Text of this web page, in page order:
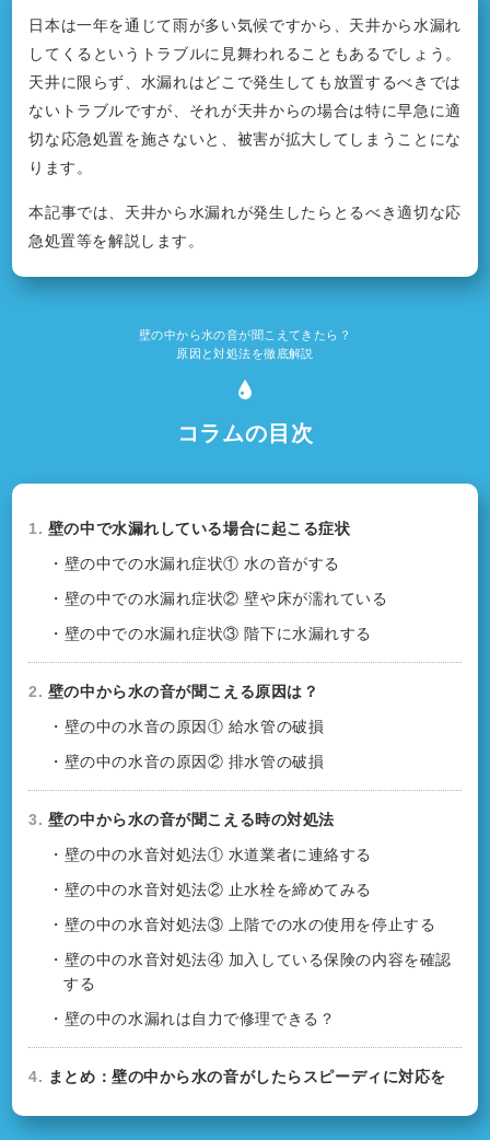
日本は一年を通じて雨が多い気候ですから、天井から水漏れ
してくるというトラブルに見舞われることもあるでしょう。
天井に限らず、水漏れはどこで発生しても放置するべきでは
ないトラブルですが、それが天井からの場合は特に早急に適
切な応急処置を施さないと、被害が拡大してしまうことにな
ります。
本記事では、天井から水漏れが発生したらとるべき適切な応
急処置等を解説します。
壁の中から水の音が聞こえてきたら？
原因と対処法を徹底解説
コラムの目次
1. 壁の中で水漏れしている場合に起こる症状
・壁の中での水漏れ症状① 水の音がする
・壁の中での水漏れ症状② 壁や床が濡れている
・壁の中での水漏れ症状③ 階下に水漏れする
2. 壁の中から水の音が聞こえる原因は？
・壁の中の水音の原因① 給水管の破損
・壁の中の水音の原因② 排水管の破損
3. 壁の中から水の音が聞こえる時の対処法
・壁の中の水音対処法① 水道業者に連絡する
・壁の中の水音対処法② 止水栓を締めてみる
・壁の中の水音対処法③ 上階での水の使用を停止する
・壁の中の水音対処法④ 加入している保険の内容を確認
する
・壁の中の水漏れは自力で修理できる？
4. まとめ：壁の中から水の音がしたらスピーディに対応を